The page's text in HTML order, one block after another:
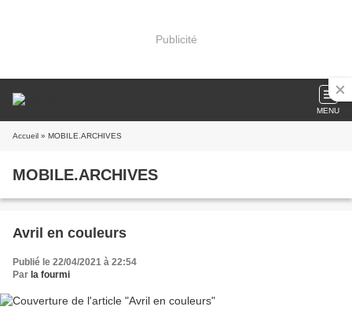
Publicité
MENU
Accueil » MOBILE.ARCHIVES
MOBILE.ARCHIVES
Avril en couleurs
Publié le 22/04/2021 à 22:54
Par la fourmi